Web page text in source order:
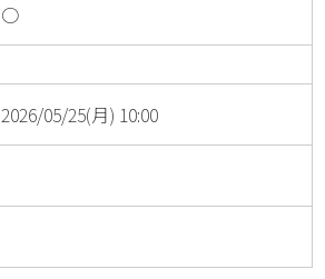
○
2026/05/25(月) 10:00